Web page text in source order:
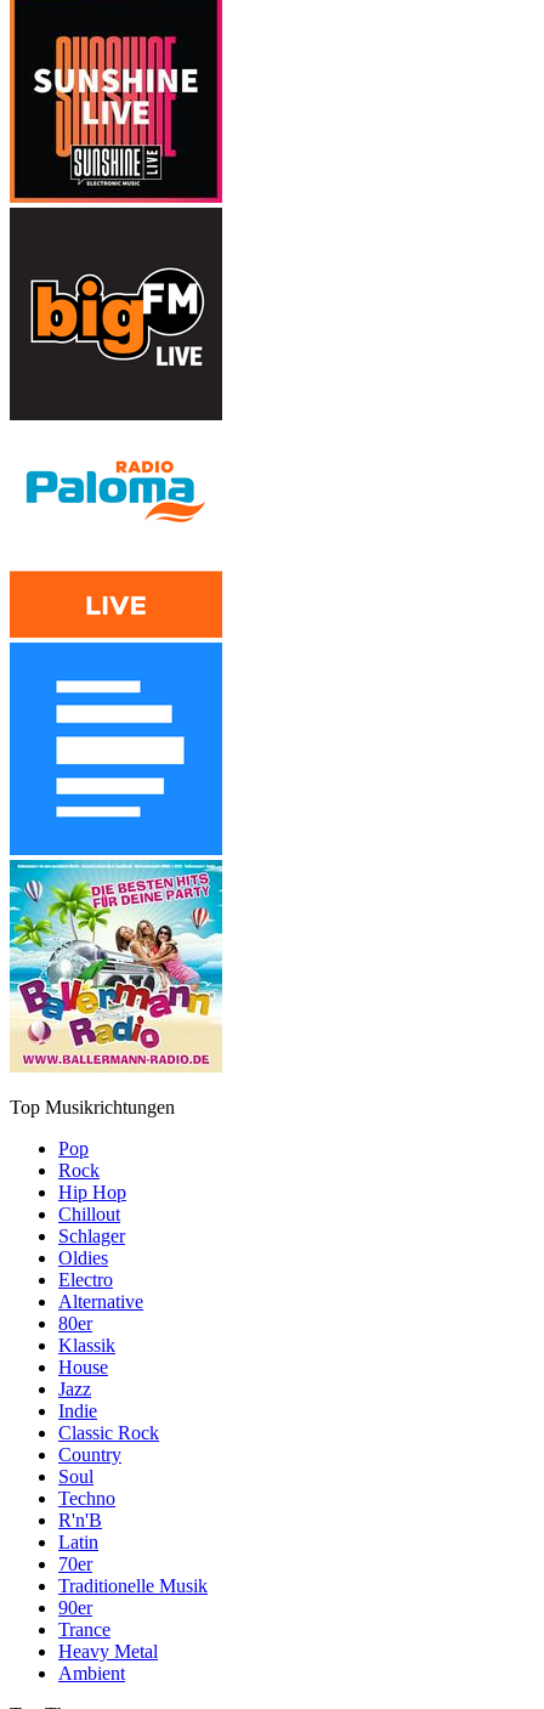
Top Musikrichtungen
Pop
Rock
Hip Hop
Chillout
Schlager
Oldies
Electro
Alternative
80er
Klassik
House
Jazz
Indie
Classic Rock
Country
Soul
Techno
R'n'B
Latin
70er
Traditionelle Musik
90er
Trance
Heavy Metal
Ambient